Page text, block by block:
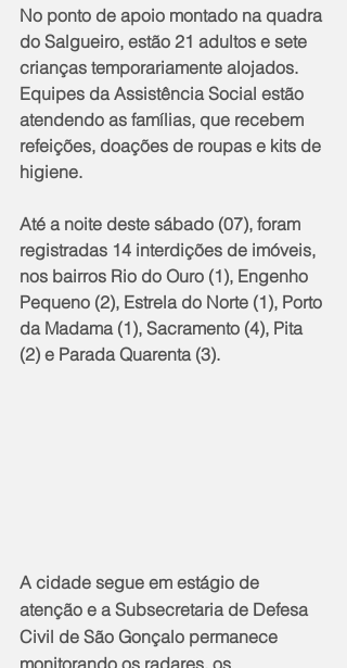
No ponto de apoio montado na quadra
do Salgueiro, estão 21 adultos e sete
crianças temporariamente alojados.
Equipes da Assistência Social estão
atendendo as famílias, que recebem
refeições, doações de roupas e kits de
higiene.
Até a noite deste sábado (07), foram
registradas 14 interdições de imóveis,
nos bairros Rio do Ouro (1), Engenho
Pequeno (2), Estrela do Norte (1), Porto
da Madama (1), Sacramento (4), Pita
(2) e Parada Quarenta (3).
A cidade segue em estágio de
atenção e a Subsecretaria de Defesa
Civil de São Gonçalo permanece
monitorando os radares, os